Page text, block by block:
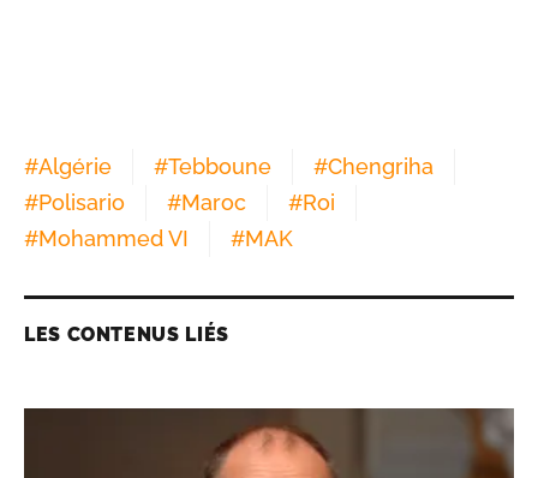
#Algérie #Tebboune #Chengriha
#Polisario #Maroc #Roi
#Mohammed VI #MAK
LES CONTENUS LIÉS